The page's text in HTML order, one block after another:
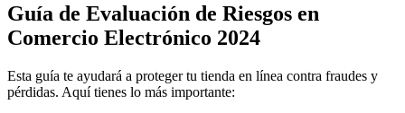
Guía de Evaluación de Riesgos en
Comercio Electrónico 2024
Esta guía te ayudará a proteger tu tienda en línea contra fraudes y
pérdidas. Aquí tienes lo más importante: